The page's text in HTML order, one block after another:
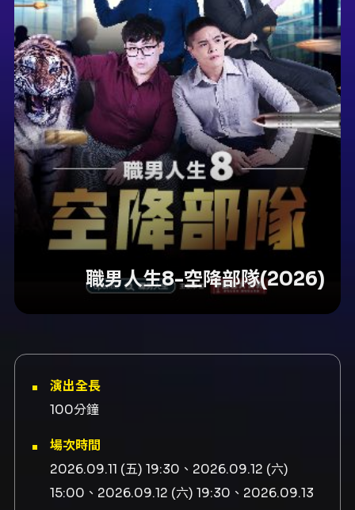
職男人生8-空降部隊(2026)
演出全長
100分鐘
場次時間
2026.09.11 (五) 19:30、2026.09.12 (六)
15:00、2026.09.12 (六) 19:30、2026.09.13